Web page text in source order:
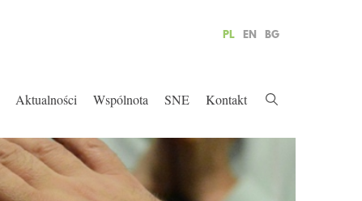
PL EN BG
Aktualności Wspólnota SNE Kontakt